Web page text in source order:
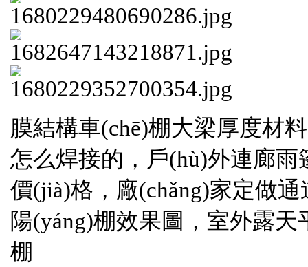
膜結構車(chē)棚大梁厚度材料
怎么焊接的，戶(hù)外連廊
價(jià)格，廠(chǎng)家定做通道
陽(yáng)棚效果圖，室外露
棚